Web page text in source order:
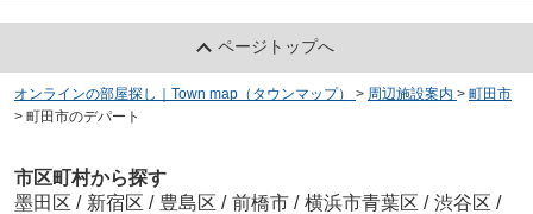
ページトップへ
オンラインの部屋探し｜Town map（タウンマップ） > 周辺施設案内 > 町田市
> 町田市のデパート
市区町村から探す
墨田区 / 新宿区 / 豊島区 / 前橋市 / 横浜市青葉区 / 渋谷区 /